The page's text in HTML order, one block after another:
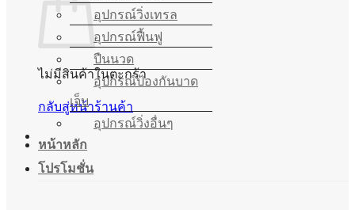
ไม่มีสินค้าในตะกร้า
กลับสู่หน้าร้านค้า
อุปกรณ์วิ่งเทรล
อุปกรณ์ฟื้นฟู
ปืนนวด
อุปกรณ์ป้องกันบาด
เจ็บ
อุปกรณ์วิ่งอื่นๆ
หน้าหลัก
โปรโมชั่น